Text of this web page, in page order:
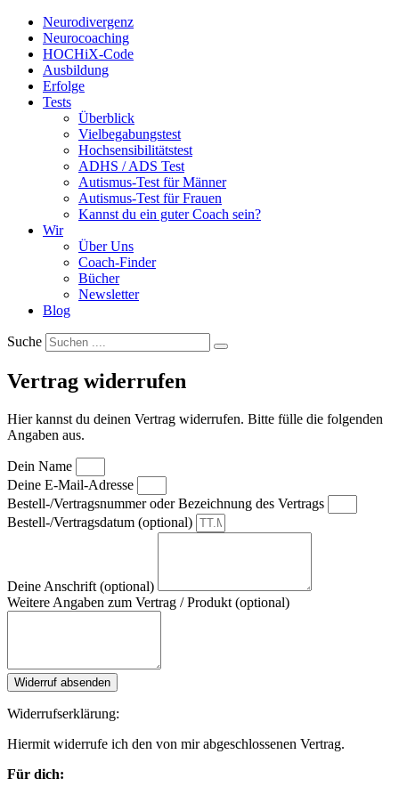
Neurodivergenz
Neurocoaching
HOCHiX-Code
Ausbildung
Erfolge
Tests
Überblick
Vielbegabungstest
Hochsensibilitätstest
ADHS / ADS Test
Autismus-Test für Männer
Autismus-Test für Frauen
Kannst du ein guter Coach sein?
Wir
Über Uns
Coach-Finder
Bücher
Newsletter
Blog
Suche
Vertrag widerrufen
Hier kannst du deinen Vertrag widerrufen. Bitte fülle die folgenden
Angaben aus.
Dein Name
Deine E-Mail-Adresse
Bestell-/Vertragsnummer oder Bezeichnung des Vertrags
Bestell-/Vertragsdatum (optional)
Deine Anschrift (optional)
Weitere Angaben zum Vertrag / Produkt (optional)
Widerruf absenden
Widerrufserklärung:
Hiermit widerrufe ich den von mir abgeschlossenen Vertrag.
Für dich: